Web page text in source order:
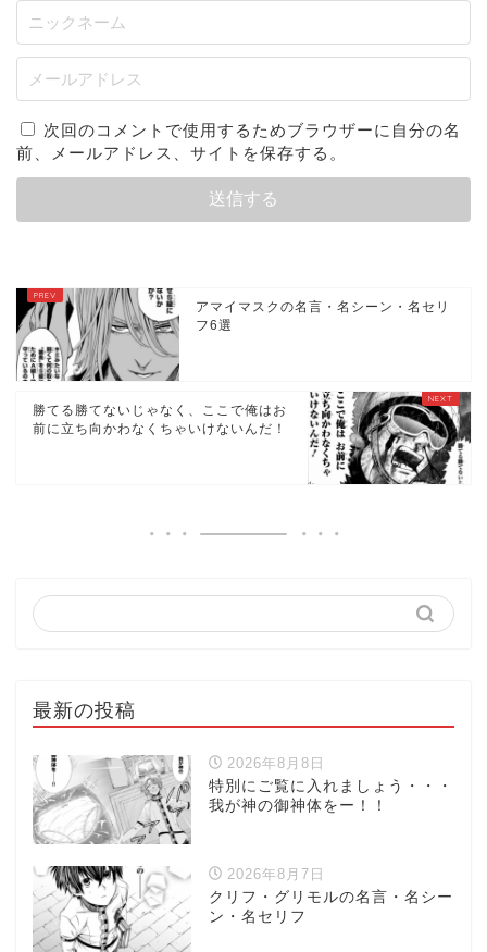
次回のコメントで使用するためブラウザーに自分の名
前、メールアドレス、サイトを保存する。
アマイマスクの名言・名シーン・名セリ
フ6選
勝てる勝てないじゃなく、ここで俺はお
前に立ち向かわなくちゃいけないんだ！
最新の投稿
2026年8月8日
特別にご覧に入れましょう・・・
我が神の御神体をー！！
2026年8月7日
クリフ・グリモルの名言・名シー
ン・名セリフ